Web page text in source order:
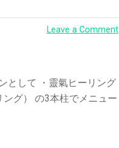
Leave a Comment
として ・靈氣ヒーリング
グ） の3本柱でメニュー